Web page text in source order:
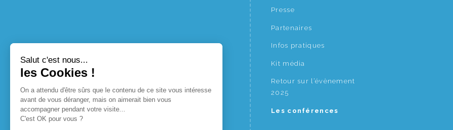
Presse
Partenaires
Infos pratiques
Kit média
Retour sur l’évènement
2025
Les conférences
Salut c'est nous...
les Cookies !
On a attendu d'être sûrs que le contenu de ce site vous intéresse
avant de vous déranger, mais on aimerait bien vous
accompagner pendant votre visite...
C'est OK pour vous ?